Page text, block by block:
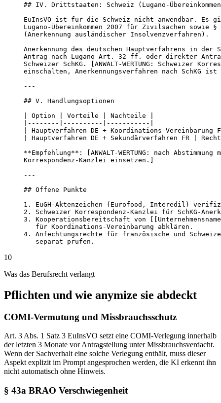
## IV. Drittstaaten: Schweiz (Lugano-
EuInsVO ist für die Schweiz nicht anwendbar. Es
Lugano-Übereinkommen 2007 für Zivilsachen sowie §
(Anerkennung ausländischer Insolvenzverfahren).
Anerkennung des deutschen Hauptverfahrens in der
Antrag nach Lugano Art. 32 ff. oder direkter
Schweizer SchKG. [ANWALT-WERTUNG: Schweizer
einschalten, Anerkennungsverfahren nach SchKG
---
## V. Handlungsoptionen
| Option | Vorteile | Nachteile |
|--------|----------|-----------|
| Hauptverfahren DE + Koordinations-
| Hauptverfahren DE + Sekundärverfahren FR |
**Empfehlung**: [ANWALT-WERTUNG: nach
Korrespondenz-Kanzlei einsetzen.]
---
## Offene Punkte
1. EuGH-Aktenzeichen (Eurofood, Interedil)
2. Schweizer Korrespondenz-Kanzlei für SchKG-
3. Kooperationsbereitschaft von
   für Koordinations-Vereinbarung abklären.
4. Anfechtungsrechte für französische und
   separat prüfen.
10
Was das Berufsrecht verlangt
Pflichten und wie anymize sie abdeckt
COMI-Vermutung und Missbrauchsschutz
Art. 3 Abs. 1 Satz 3 EuInsVO setzt eine COMI-Verlegung innerhalb
der letzten 3 Monate vor Antragstellung unter Missbrauchsverdacht.
Wenn der Sachverhalt eine solche Verlegung enthält, muss dieser
Aspekt explizit im Prompt angesprochen werden, die KI erkennt ihn
nicht automatisch ohne Hinweis.
§ 43a BRAO Verschwiegenheit